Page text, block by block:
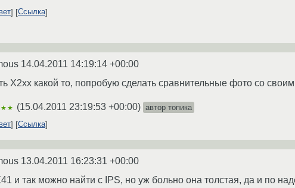
Ссылка
14.04.2011 14:19:14 +00:00
X2xx какой то, попробую сделать сравнительные фото со
(15.04.2011 23:19:53 +00:00) автор топика
Ссылка
13.04.2011 16:23:31 +00:00
и так можно найти с IPS, но уж больно она толстая, да и по